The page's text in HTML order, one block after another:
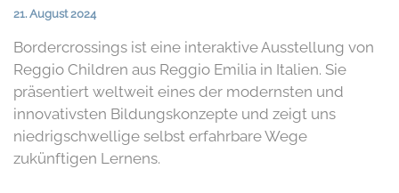
21. August 2024
Bordercrossings ist eine interaktive Ausstellung von
Reggio Children aus Reggio Emilia in Italien. Sie
präsentiert weltweit eines der modernsten und
innovativsten Bildungskonzepte und zeigt uns
niedrigschwellige selbst erfahrbare Wege
zukünftigen Lernens.